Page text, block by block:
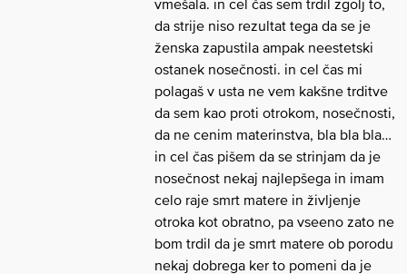
vmešala. in cel čas sem trdil zgolj to,
da strije niso rezultat tega da se je
ženska zapustila ampak neestetski
ostanek nosečnosti. in cel čas mi
polagaš v usta ne vem kakšne trditve
da sem kao proti otrokom, nosečnosti,
da ne cenim materinstva, bla bla bla…
in cel čas pišem da se strinjam da je
nosečnost nekaj najlepšega in imam
celo raje smrt matere in življenje
otroka kot obratno, pa vseeno zato ne
bom trdil da je smrt matere ob porodu
nekaj dobrega ker to pomeni da je